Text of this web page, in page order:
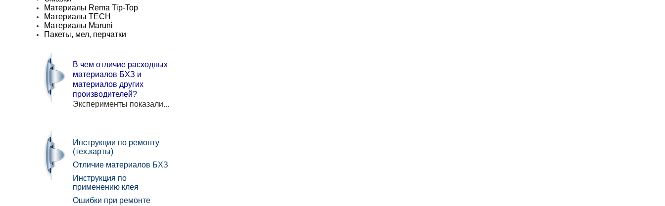
Материалы Rema Tip-Top
Материалы TECH
Материалы Maruni
Пакеты, мел, перчатки
В чем отличие расходных
материалов БХЗ и
материалов других
производителей?
Эксперименты показали...
Инструкции по ремонту
(тех.карты)
Отличие материалов БХЗ
Инструкция по
применению клея
Ошибки при ремонте